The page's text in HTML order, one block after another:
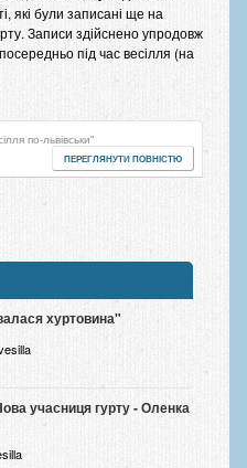
які були записані ще на
Записи здійснено упродовж
під час весілля (на
по-львівськи"
ПЕРЕГЛЯНУТИ ПОВНІСТЮ
хуртовина"
учасниця гурту - Оленка